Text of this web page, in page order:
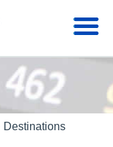
Destinations